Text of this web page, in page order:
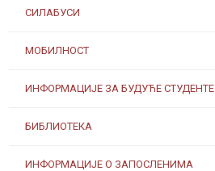
СИЛАБУСИ
МОБИЛНОСТ
ИНФОРМАЦИЈЕ ЗА БУДУЋЕ СТУДЕНТЕ
БИБЛИОТЕКА
ИНФОРМАЦИЈЕ О ЗАПОСЛЕНИМА